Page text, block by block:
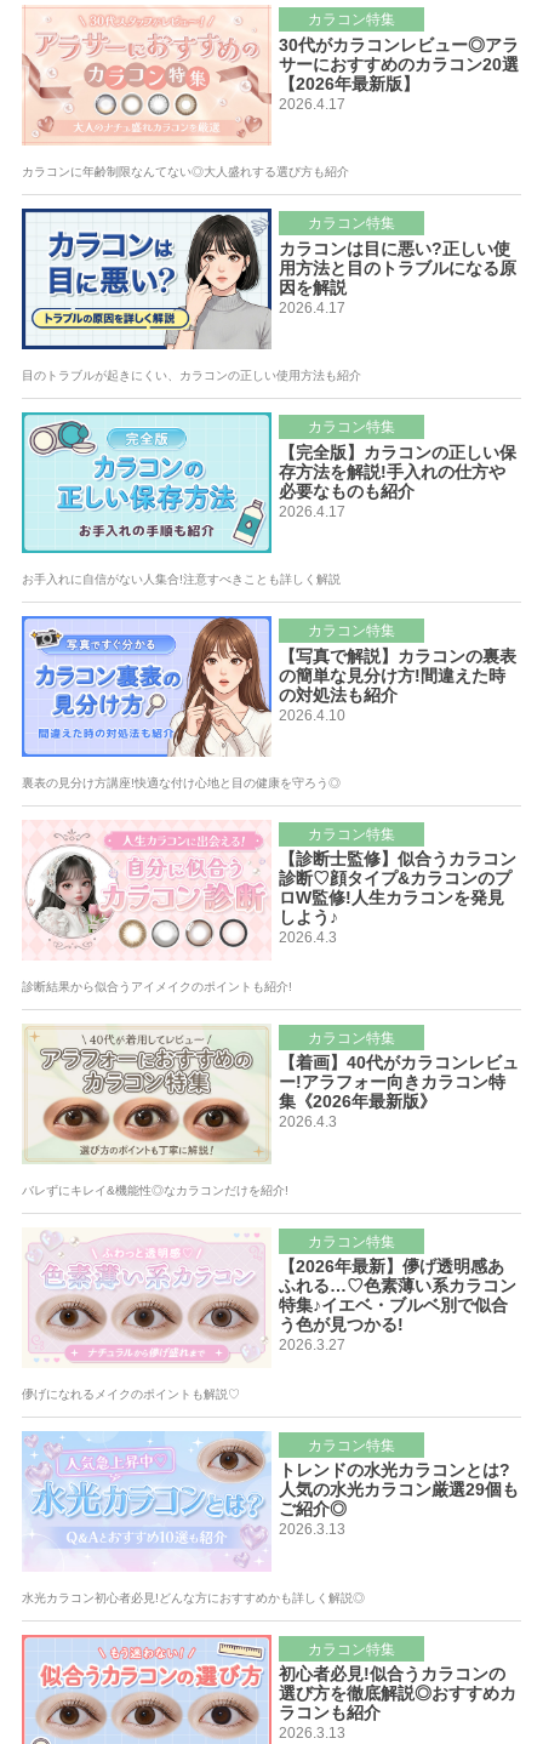
カラコン特集
30代がカラコンレビュー◎アラ
サーにおすすめのカラコン20選
【2026年最新版】
2026.4.17
カラコンに年齢制限なんてない◎大人盛れする選び方も紹介
カラコン特集
カラコンは目に悪い?正しい使
用方法と目のトラブルになる原
因を解説
2026.4.17
目のトラブルが起きにくい、カラコンの正しい使用方法も紹介
カラコン特集
【完全版】カラコンの正しい保
存方法を解説!手入れの仕方や
必要なものも紹介
2026.4.17
お手入れに自信がない人集合!注意すべきことも詳しく解説
カラコン特集
【写真で解説】カラコンの裏表
の簡単な見分け方!間違えた時
の対処法も紹介
2026.4.10
裏表の見分け方講座!快適な付け心地と目の健康を守ろう◎
カラコン特集
【診断士監修】似合うカラコン
診断♡顔タイプ&カラコンのプ
ロW監修!人生カラコンを発見
しよう♪
2026.4.3
診断結果から似合うアイメイクのポイントも紹介!
カラコン特集
【着画】40代がカラコンレビュ
ー!アラフォー向きカラコン特
集《2026年最新版》
2026.4.3
バレずにキレイ&機能性◎なカラコンだけを紹介!
カラコン特集
【2026年最新】儚げ透明感あ
ふれる…♡色素薄い系カラコン
特集♪イエベ・ブルベ別で似合
う色が見つかる!
2026.3.27
儚げになれるメイクのポイントも解説♡
カラコン特集
トレンドの水光カラコンとは?
人気の水光カラコン厳選29個も
ご紹介◎
2026.3.13
水光カラコン初心者必見!どんな方におすすめかも詳しく解説◎
カラコン特集
初心者必見!似合うカラコンの
選び方を徹底解説◎おすすめカ
ラコンも紹介
2026.3.13